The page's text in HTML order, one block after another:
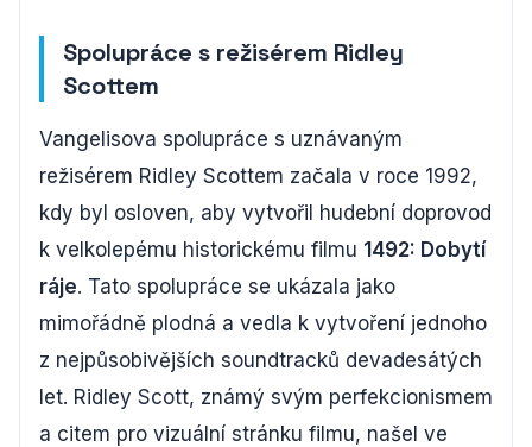
Spolupráce s režisérem Ridley
Scottem
Vangelisova spolupráce s uznávaným
režisérem Ridley Scottem začala v roce 1992,
kdy byl osloven, aby vytvořil hudební doprovod
k velkolepému historickému filmu 1492: Dobytí
ráje. Tato spolupráce se ukázala jako
mimořádně plodná a vedla k vytvoření jednoho
z nejpůsobivějších soundtracků devadesátých
let. Ridley Scott, známý svým perfekcionismem
a citem pro vizuální stránku filmu, našel ve